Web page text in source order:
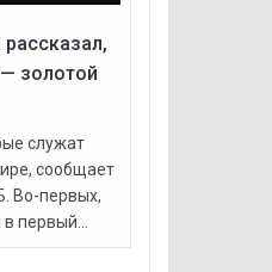
золотой
служат
сообщает
Во-первых,
первый...